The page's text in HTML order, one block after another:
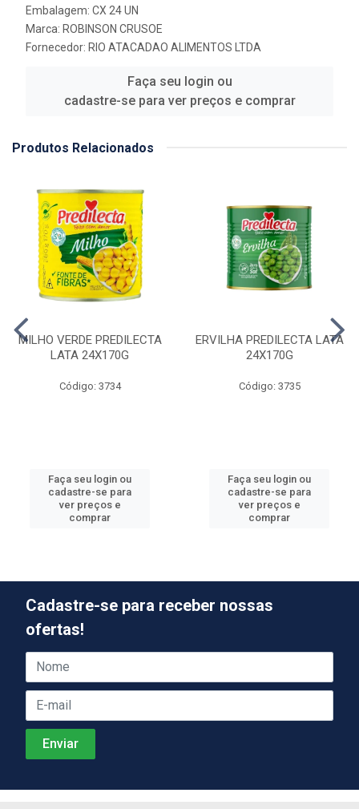
Embalagem: CX 24 UN
Marca: ROBINSON CRUSOE
Fornecedor: RIO ATACADAO ALIMENTOS LTDA
Faça seu login ou
cadastre-se para ver preços e comprar
Produtos Relacionados
MILHO VERDE PREDILECTA
LATA 24X170G
Código: 3734
Faça seu login ou
cadastre-se para
ver preços e
comprar
ERVILHA PREDILECTA LATA
24X170G
Código: 3735
Faça seu login ou
cadastre-se para
ver preços e
comprar
Cadastre-se para receber nossas
ofertas!